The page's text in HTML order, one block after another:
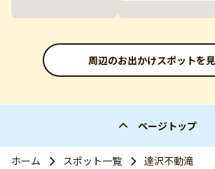
周辺のお出かけスポットを
ページトップ
ホーム スポット一覧 達沢不動滝